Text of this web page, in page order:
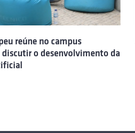
reúne no campus
discutir o desenvolvimento da